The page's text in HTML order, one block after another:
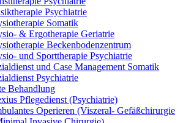
Psychiatrie
Somatik
& Ergotherapie Geriatrie
Beckenbodenzentrum
und Sporttherapie Psychiatrie
und Case Management Somatik
Psychiatrie
Behandlung
Pflegedienst (Psychiatrie)
Operieren (Viszeral- Gefäßchirurgie